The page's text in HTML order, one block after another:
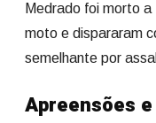
Medrado foi morto
moto e dispararam
semelhante por
Apreensões